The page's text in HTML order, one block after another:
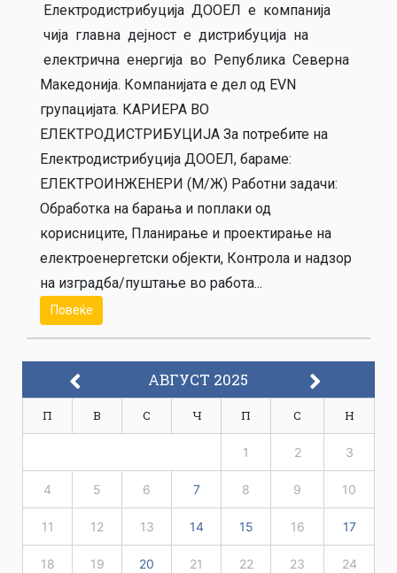
Електродистрибуција ДООЕЛ е компанија
чија главна дејност е дистрибуција на
електрична енергија во Република Северна
Македонија. Компанијата е дел од EVN
групацијата. КАРИЕРА ВО
ЕЛЕКТРОДИСТРИБУЦИЈА За потребите на
Електродистрибуција ДООЕЛ, бараме:
ЕЛЕКТРОИНЖЕНЕРИ (М/Ж) Работни задачи:
Обработка на барања и поплаки од
корисниците, Планирање и проектирање на
електроенергетски објекти, Контрола и надзор
на изградба/пуштање во работа...
Повеќе
АВГУСТ 2025
П В С Ч П С Н
1 2 3
4 5 6 7 8 9 10
11 12 13 14 15 16 17
18 19 20 21 22 23 24